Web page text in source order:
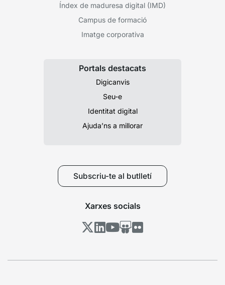
Índex de maduresa digital (IMD)
Campus de formació
Imatge corporativa
Portals destacats
Digicanvis
Seu-e
Identitat digital
Ajuda’ns a millorar
Subscriu-te al butlletí
Xarxes socials